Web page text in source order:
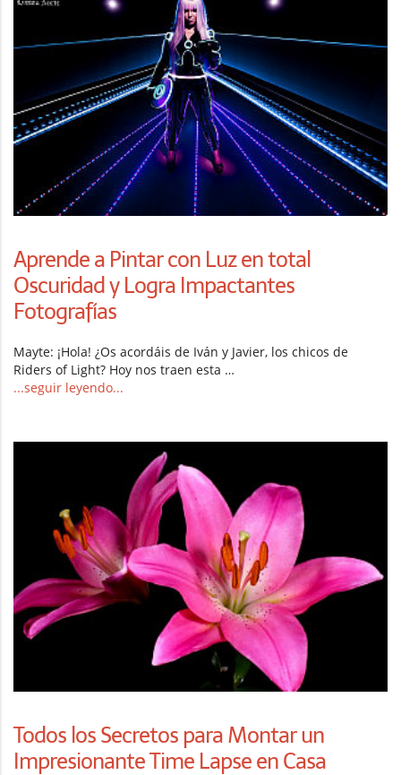
Aprende a Pintar con Luz en total
Oscuridad y Logra Impactantes
Fotografías
Mayte: ¡Hola! ¿Os acordáis de Iván y Javier, los chicos de
Riders of Light? Hoy nos traen esta …
...seguir leyendo...
Todos los Secretos para Montar un
Impresionante Time Lapse en Casa